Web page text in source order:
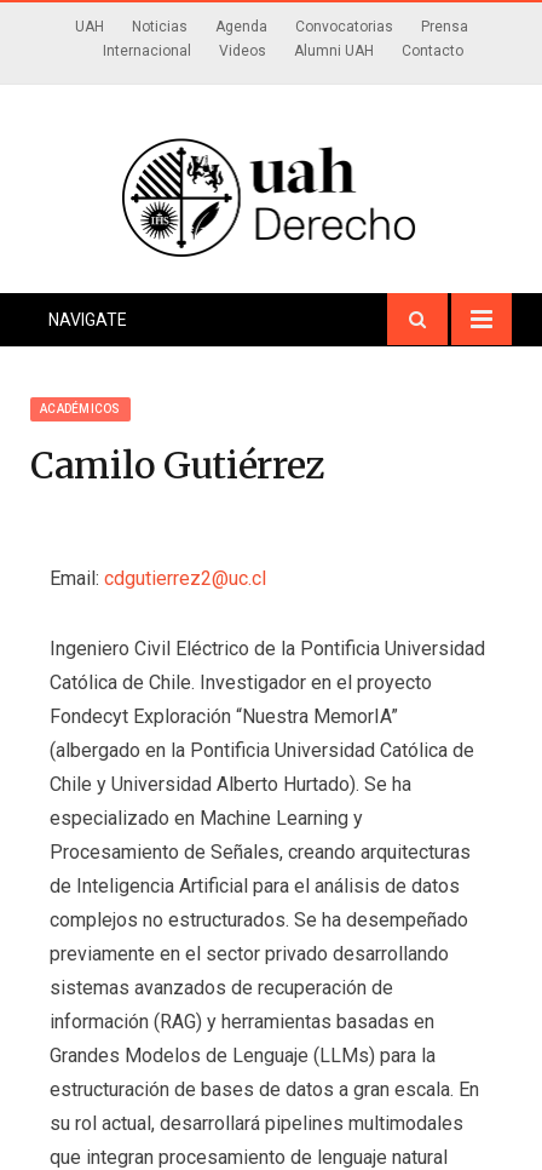
UAH Noticias Agenda Convocatorias
Prensa
Internacional
Videos Alumni UAH Contacto
NAVIGATE
ACADÉMICOS
Camilo Gutiérrez
Email: cdgutierrez2@uc.cl
Ingeniero Civil Eléctrico de la Pontificia Universidad
Católica de Chile. Investigador en el proyecto
Fondecyt Exploración “Nuestra MemorIA”
(albergado en la Pontificia Universidad Católica de
Chile y Universidad Alberto Hurtado). Se ha
especializado en Machine Learning y
Procesamiento de Señales, creando arquitecturas
de Inteligencia Artificial para el análisis de datos
complejos no estructurados. Se ha desempeñado
previamente en el sector privado desarrollando
sistemas avanzados de recuperación de
información (RAG) y herramientas basadas en
Grandes Modelos de Lenguaje (LLMs) para la
estructuración de bases de datos a gran escala. En
su rol actual, desarrollará pipelines multimodales
que integran procesamiento de lenguaje natural